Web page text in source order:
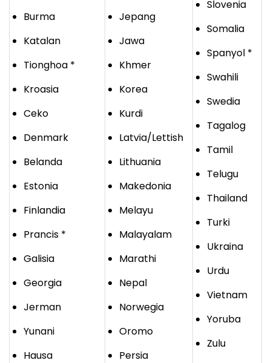
Burma
Katalan
Tionghoa *
Kroasia
Ceko
Denmark
Belanda
Estonia
Finlandia
Prancis *
Galisia
Georgia
Jerman
Yunani
Hausa
Jepang
Jawa
Khmer
Korea
Kurdi
Latvia/Lettish
Lithuania
Makedonia
Melayu
Malayalam
Marathi
Nepal
Norwegia
Oromo
Persia
Slovenia
Somalia
Spanyol *
Swahili
Swedia
Tagalog
Tamil
Telugu
Thailand
Turki
Ukraina
Urdu
Vietnam
Yoruba
Zulu